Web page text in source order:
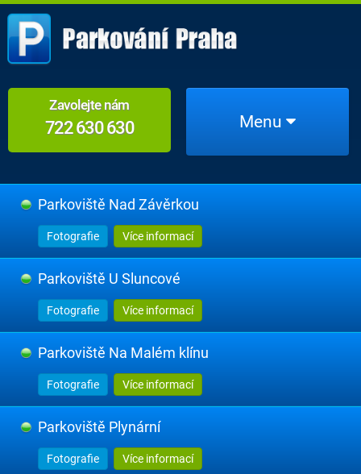
Zavolejte nám
722 630 630 Menu
Parkoviště Nad Závěrkou
Fotografie Více informací
Parkoviště U Sluncové
Fotografie Více informací
Parkoviště Na Malém klínu
Fotografie Více informací
Parkoviště Plynární
Fotografie Více informací